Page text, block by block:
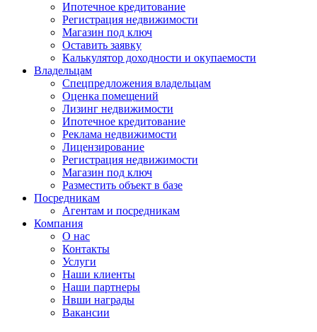
Ипотечное кредитование
Регистрация недвижимости
Магазин под ключ
Оставить заявку
Калькулятор доходности и окупаемости
Владельцам
Спецпредложения владельцам
Оценка помещений
Лизинг недвижимости
Ипотечное кредитование
Реклама недвижимости
Лицензирование
Регистрация недвижимости
Магазин под ключ
Разместить объект в базе
Посредникам
Агентам и посредникам
Компания
О нас
Контакты
Услуги
Наши клиенты
Наши партнеры
Нвши награды
Вакансии